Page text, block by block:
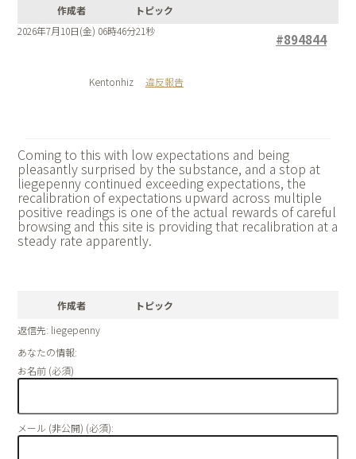
作成者
トピック
2026年7月10日(金) 06時46分21秒
#894844
Kentonhiz 違反報告
Coming to this with low expectations and being
pleasantly surprised by the substance, and a stop at
liegepenny continued exceeding expectations, the
recalibration of expectations upward across multiple
positive readings is one of the actual rewards of careful
browsing and this site is providing that recalibration at a
steady rate apparently.
作成者
トピック
返信先: liegepenny
あなたの情報:
お名前 (必須)
メール (非公開) (必須):